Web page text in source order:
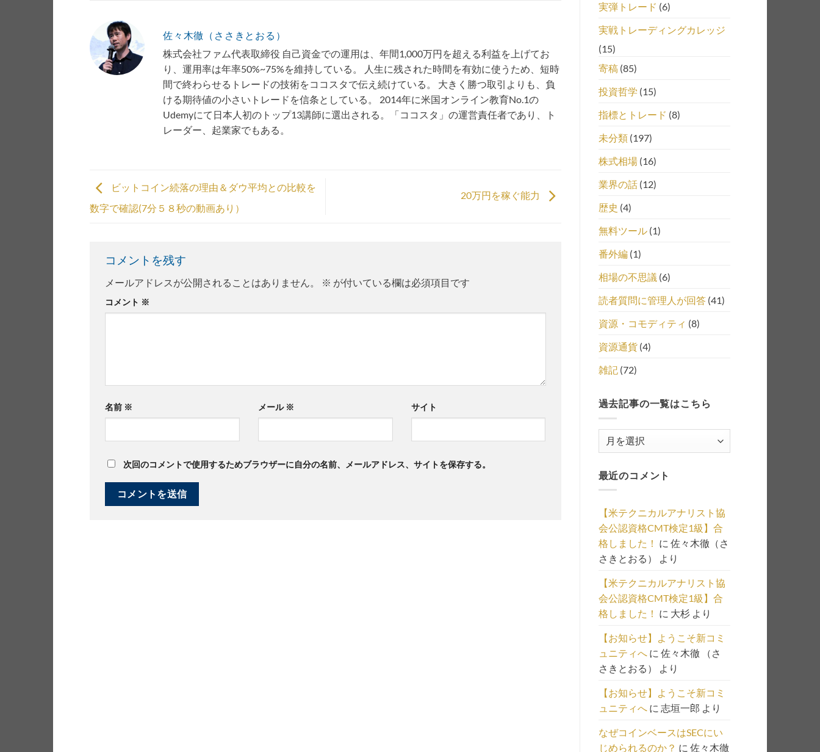
佐々木徹（ささきとおる）
株式会社ファム代表取締役 自己資金での運用は、年間1,000万円を超える利益を上げてお
り、運用率は年率50%~75%を維持している。 人生に残された時間を有効に使うため、短時
間で終わらせるトレードの技術をココスタで伝え続けている。 大きく勝つ取引よりも、負
ける期待値の小さいトレードを信条としている。 2014年に米国オンライン教育No.1の
Udemyにて日本人初のトップ13講師に選出される。「ココスタ」の運営責任者であり、ト
レーダー、起業家でもある。
ビットコイン続落の理由＆ダウ平均との比較を
数字で確認(7分５８秒の動画あり）
20万円を稼ぐ能力
コメントを残す
メールアドレスが公開されることはありません。 ※ が付いている欄は必須項目です
コメント ※
名前 ※ メール ※ サイト
次回のコメントで使用するためブラウザーに自分の名前、メールアドレス、サイトを保存する。
実弾トレード (6)
実戦トレーディングカレッジ
(15)
寄稿(85)
投資哲学 (15)
指標とトレード (8)
未分類(197)
株式相場(16)
業界の話(12)
歴史 (4)
無料ツール(1)
番外編(1)
相場の不思議 (6)
読者質問に管理人が回答(41)
資源・コモディティ (8)
資源通貨(4)
雑記(72)
過去記事の一覧はこちら
事
の
一
覧
は
こ
ち
ら
最近のコメント
【米テクニカルアナリスト協
会公認資格CMT検定1級】合
格しました！ に 佐々木徹（さ
さきとおる）
より
【米テクニカルアナリスト協
会公認資格CMT検定1級】合
格しました！ に 大杉より
【お知らせ】ようこそ新コミ
ュニティへに 佐々木徹 （さ
さきとおる）
より
【お知らせ】ようこそ新コミ
ュニティへに 志垣一郎 より
なぜコインベースはSECにい
じめられるのか？ に 佐々木徹